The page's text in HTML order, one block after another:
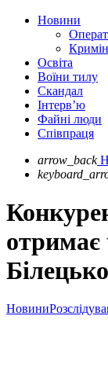
Новини
Освіта
Воїни тилу
Скандал
Інтерв’ю
Файні люди
Співпраця
arrow_back
отримає
Новини